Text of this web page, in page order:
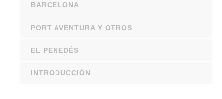
BARCELONA
PORT AVENTURA Y OTROS
EL PENEDÉS
INTRODUCCIÓN